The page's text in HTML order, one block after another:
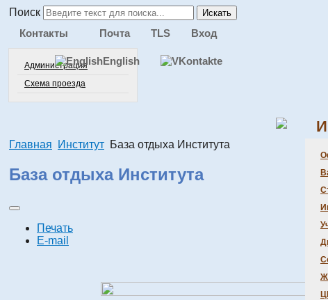
Поиск Искать
Контакты
Администрация
Схема проезда
Почта TLS Вход
English
Главная Институт База отдыха Института
База отдыха Института
Печать
E-mail